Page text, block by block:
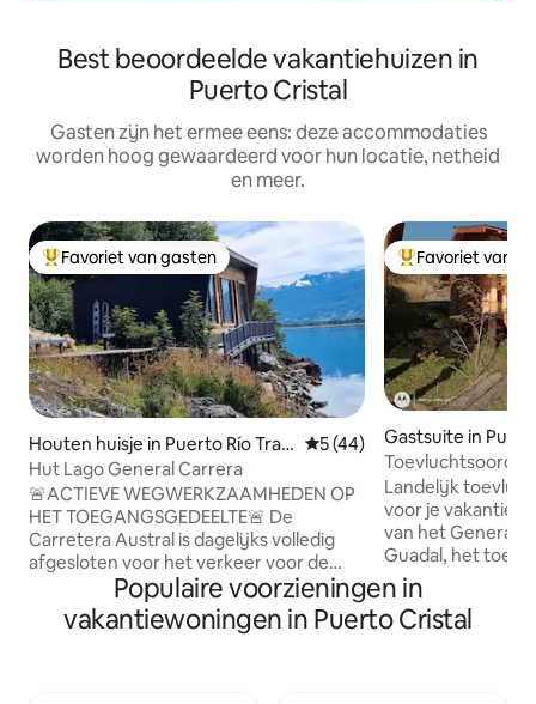
Best beoordeelde vakantiehuizen in
Puerto Cristal
Gasten zijn het ermee eens: deze accommodaties
worden hoog gewaardeerd voor hun locatie, netheid
en meer.
Topfavoriet van gasten
Favoriet van gasten
Houten huisje in Puerto Río Tran
quilo
Gemiddelde beoordeling
5 (44)
Hut Lago General Carrera
🚨ACTIEVE WEGWERKZAAMHEDEN OP
HET TOEGANGSGEDEELTE🚨 De
Carretera Austral is dagelijks volledig
afgesloten voor het verkeer voor de
hutten tot december 2026. Klik
hieronder op "Meer weergeven" om de
tijden te bekijken. Prachtig huisje
Topfavoriet van
Favoriet van
Gastsuite in
Toevluchtsoord
Puerto Guadal
Landelijk
voor je vakantie
van het General
Guadal, het
personen en is
badkamer,
kleine keuken. De shelter is
Populaire voorzieningen in
vakantiewoningen in Puerto Cristal